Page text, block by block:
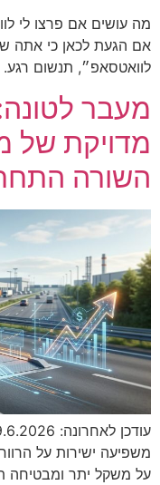
מה עושים אם פרצו לי
אם הגעת לכאן כי אתה
לוואטסאפ״, תנשום
מעבר
מדויקת של
השורה
משפיעה ישירות על
על משקל יתר ומבטיחה